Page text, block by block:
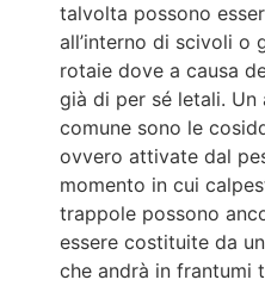
talvolta possono
all’interno di scivoli o
rotaie dove a causa
già di per sé letali.
comune sono le
ovvero attivate dal
momento in cui
trappole possono
essere costituite da
che andrà in frantumi